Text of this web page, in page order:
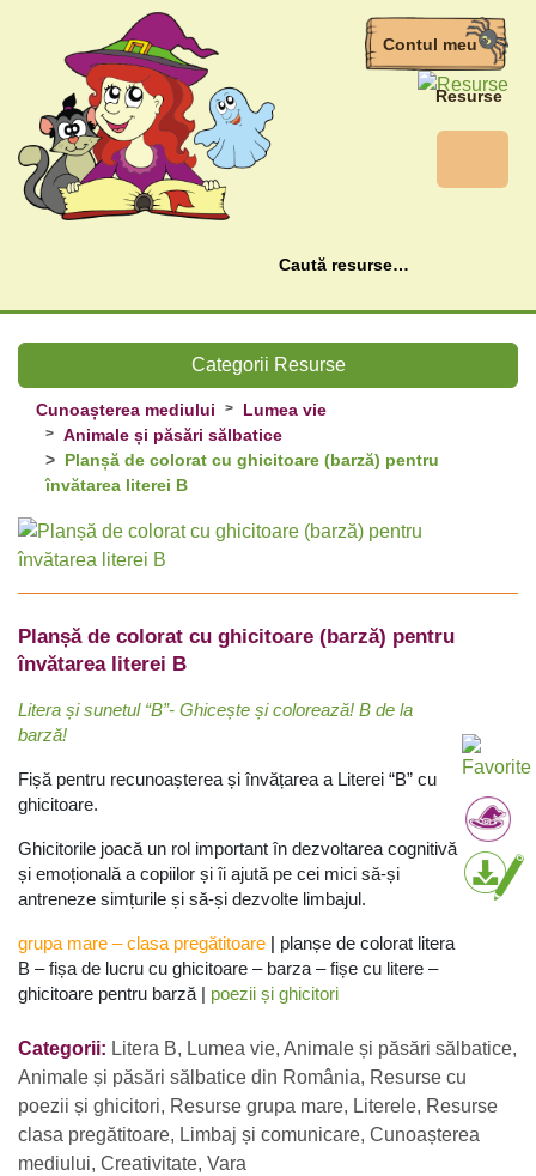
Contul meu
Resurse
Caută
Categorii Resurse
Cunoașterea mediului
Lumea vie
Animale și păsări sălbatice
Planșă de colorat cu ghicitoare (barză) pentru
învătarea literei B
Planșă de colorat cu ghicitoare (barză) pentru
învătarea literei B
Litera și sunetul “B”- Ghicește și colorează! B de la
barză!
Fișă pentru recunoașterea și învățarea a Literei “B” cu
ghicitoare.
Ghicitorile joacă un rol important în dezvoltarea cognitivă
și emoțională a copiilor și îi ajută pe cei mici să-și
antreneze simțurile și să-și dezvolte limbajul.
grupa mare – clasa pregătitoare | planșe de colorat litera
B – fișa de lucru cu ghicitoare – barza – fișe cu litere –
ghicitoare pentru barză | poezii și ghicitori
Categorii: Litera B, Lumea vie, Animale și păsări sălbatice,
Animale și păsări sălbatice din România, Resurse cu
poezii și ghicitori, Resurse grupa mare, Literele, Resurse
clasa pregătitoare, Limbaj și comunicare, Cunoașterea
mediului, Creativitate, Vara